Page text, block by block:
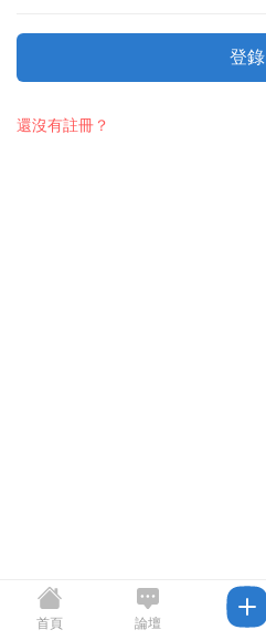
登錄
還沒有註冊？
首頁 論壇